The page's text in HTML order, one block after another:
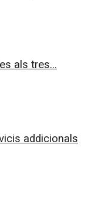
als tres...
addicionals